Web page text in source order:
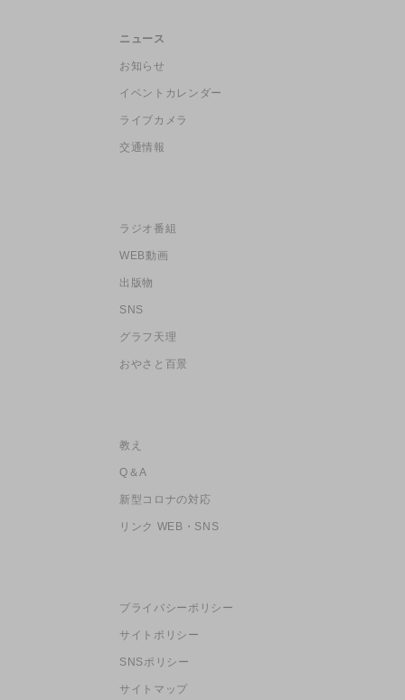
ニュース
お知らせ
イベントカレンダー
ライブカメラ
交通情報
ラジオ番組
WEB動画
出版物
SNS
グラフ天理
おやさと百景
教え
Q＆A
新型コロナの対応
リンク WEB・SNS
プライバシーポリシー
サイトポリシー
SNSポリシー
サイトマップ